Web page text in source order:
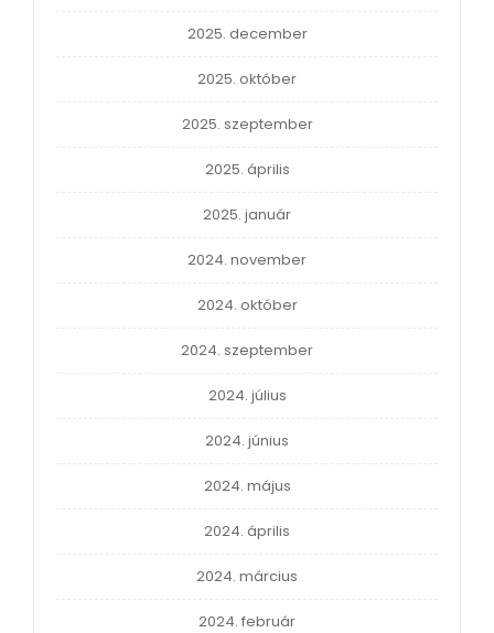
2025. december
2025. október
2025. szeptember
2025. április
2025. január
2024. november
2024. október
2024. szeptember
2024. július
2024. június
2024. május
2024. április
2024. március
2024. február